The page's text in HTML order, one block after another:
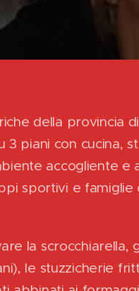
della provincia
3 piani con cucina,
accogliente e
sportivi e famiglie
la scrocchiarella,
le stuzzicherie